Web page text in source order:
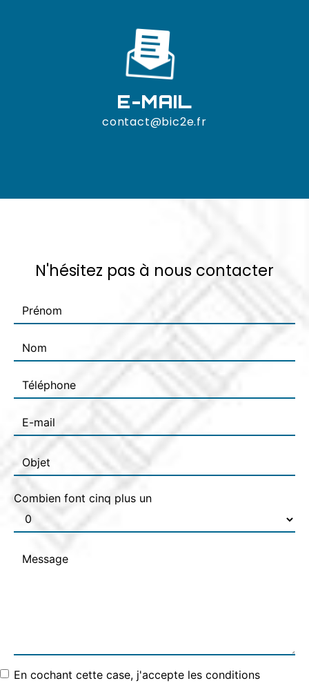
E-MAIL
contact@bic2e.fr
N'hésitez pas à nous contacter
Combien font cinq plus un
En cochant cette case, j'accepte les conditions